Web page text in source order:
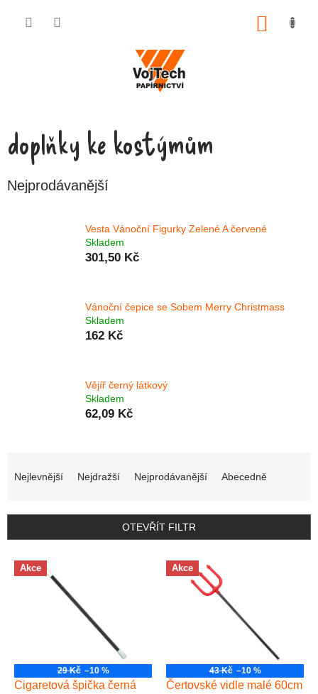
doplňky ke kostýmům
Nejprodávanější
Vesta Vánoční Figurky Zelené A červené
Skladem
301,50 Kč
Vánoční čepice se Sobem Merry Christmass
Skladem
162 Kč
Vějíř černý látkový
Skladem
62,09 Kč
Nejlevnější Nejdražší Nejprodávanější Abecedně
OTEVŘÍT FILTR
Výpis produktů
Akce
29 Kč –10 %
Cigaretová špička černá
Akce
43 Kč –10 %
Čertovské vidle malé 60cm